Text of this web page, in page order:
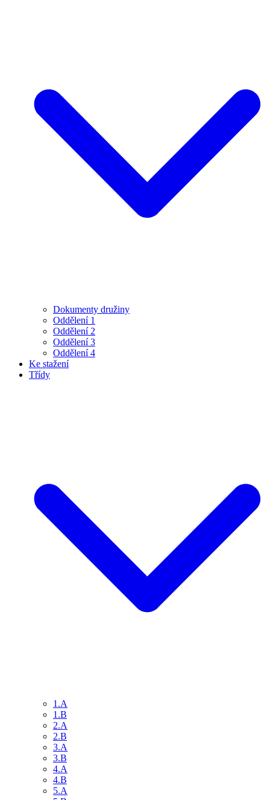
Dokumenty družiny
Oddělení 1
Oddělení 2
Oddělení 3
Oddělení 4
Ke stažení
Třídy
1.A
1.B
2.A
2.B
3.A
3.B
4.A
4.B
5.A